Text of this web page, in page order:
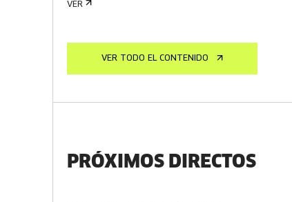
VER
VER TODO EL CONTENIDO
PRÓXIMOS DIRECTOS